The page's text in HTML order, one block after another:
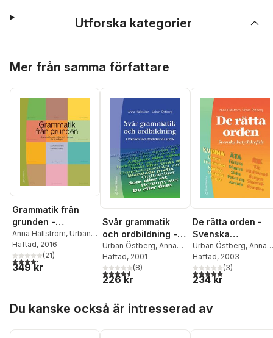
Utforska kategorier
Mer från samma författare
Grammatik från
grunden -
Grammatik med
regler och
övningar för sfi
och sva
Anna Hallström, Urban
Östberg
Häftad, 2016
4,2utav 5 stjärnor. Totalt antal röster:
(21)
349 kr
Svår grammatik
och ordbildning - i
svenska som
främmande språk
Urban Östberg, Anna
Hallström
Häftad, 2001
4,5utav 5 stjärnor. Totalt antal röster:
(8)
226 kr
De rätta orden -
Svenska
betydelsefält
Urban Östberg, Anna
Hallström
Häftad, 2003
5,0utav 5 stjärnor.
(3)
234 kr
Du kanske också är intresserad av